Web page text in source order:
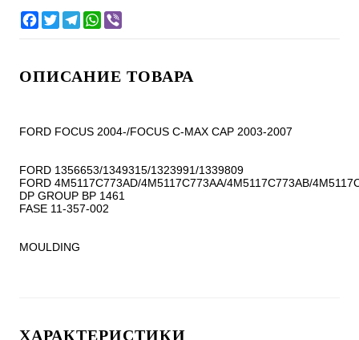
ОПИСАНИЕ ТОВАРА
FORD FOCUS 2004-/FOCUS C-MAX CAP 2003-2007
FORD 1356653/1349315/1323991/1339809
FORD 4M5117C773AD/4M5117C773AA/4M5117C773AB/
DP GROUP BP 1461
FASE 11-357-002
MOULDING
ХАРАКТЕРИСТИКИ